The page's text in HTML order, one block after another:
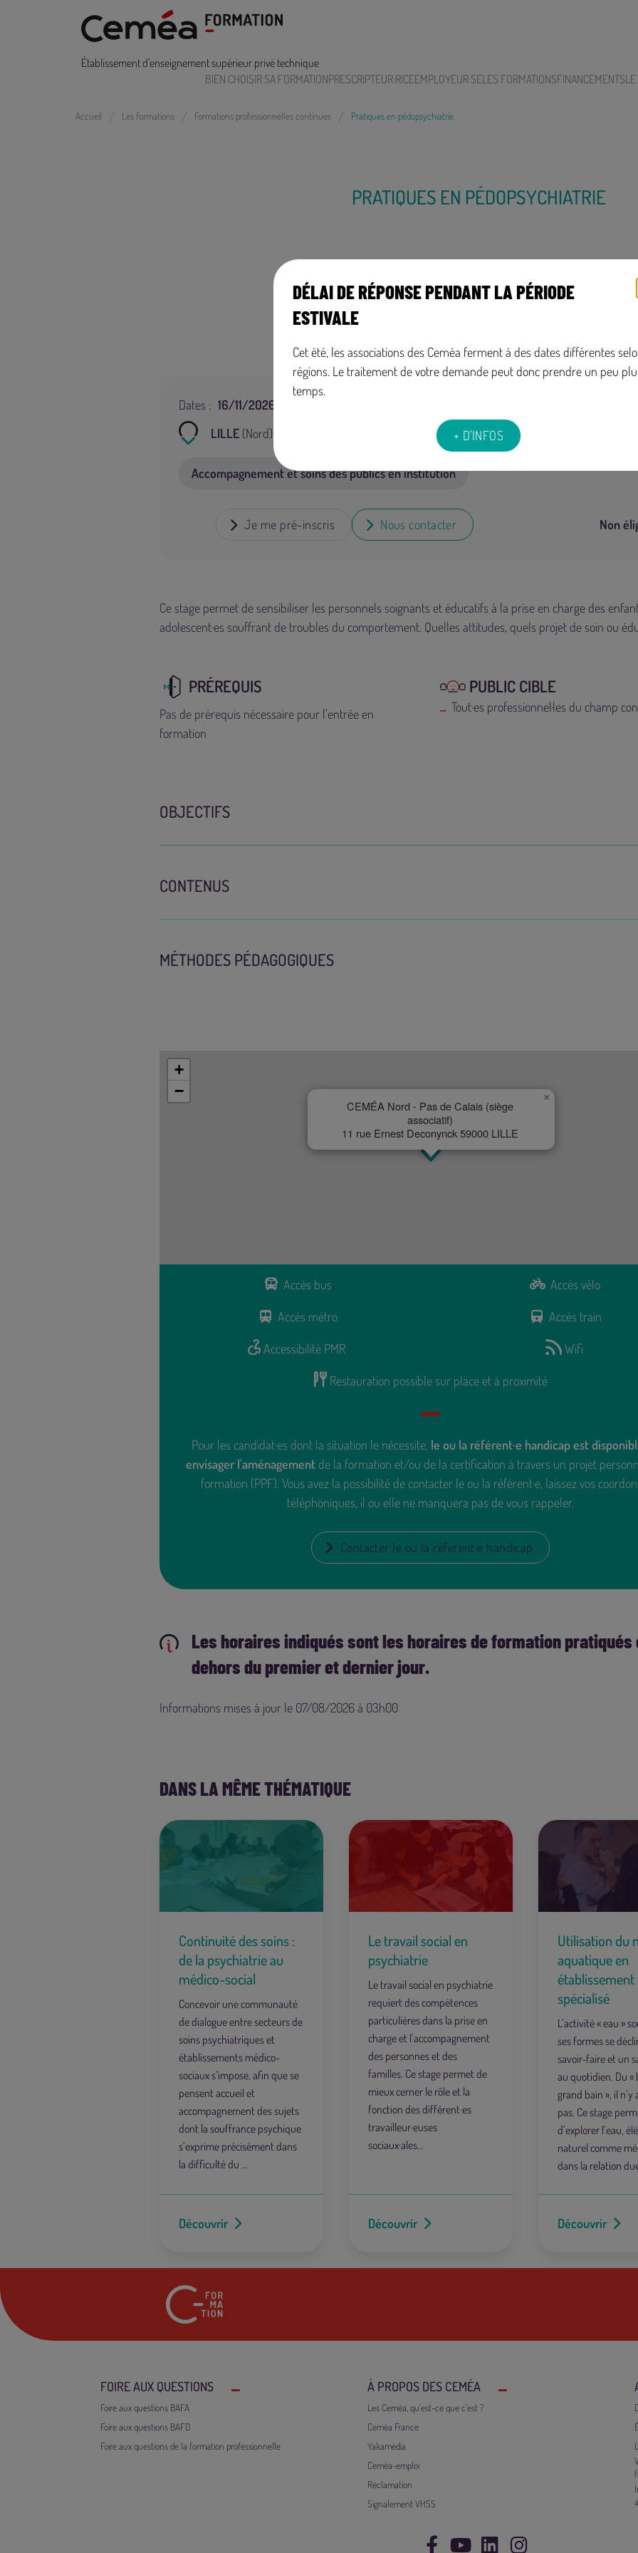
DÉLAI DE RÉPONSE PENDANT LA PÉRIODE
ESTIVALE
Cet été, les associations des Ceméa ferment à des dates différentes
régions. Le traitement de votre demande peut donc prendre un peu
temps.
+ D'INFOS
Établissement d'enseignement supérieur privé technique
BIEN CHOISIR SA FORMATIONPRESCRIPTEUR·RICEEMPLOYEUR·SELES FORMATIONSFINANCEMENTS
Accueil Les formations Formations professionnelles continues Pratiques en pédopsychiatrie
PRATIQUES EN PÉDOPSYCHIATRIE
Organisé par CEMÉA Nord - Pas de Calais
Dates : 16/11/2026 à 09h00 au 19/11/2026 à 17h00
LILLE (Nord) Horaires :
Accompagnement et soins des publics en institution
Je me pré-inscris Nous contacter Non
Ce stage permet de sensibiliser les personnels soignants et éducatifs à la prise en charge des
adolescent·es souffrant de troubles du comportement. Quelles attitudes, quels projet de soin ou
PRÉREQUIS
Pas de prérequis nécessaire pour l’entrée en
PUBLIC CIBLE
Tout·es professionnel·les du champ
OBJECTIFS
CONTENUS
MÉTHODES PÉDAGOGIQUES
CEMÉA Nord - Pas de Calais (siège
associatif)
11 rue Ernest Deconynck 59000 LILLE
×
+
−
Accès bus Accès vélo
Accès métro Accès train
Accessibilité PMR Wifi
Restauration possible sur place et à proximité
Pour les candidat·es dont la situation le nécessite, le ou la référent·e handicap est
envisager l'aménagementde la formation et/ou de la certification à travers un projet
formation (PPF). Vous avez la possibilité de contacter le ou la référent·e, laissez vos
téléphoniques, il ou elle ne manquera pas de vous rappeler.
Contacter le ou la réferent·e handicap
Les horaires indiqués sont les horaires de formation pratiqués
dehors du premier et dernier jour.
Informations mises à jour le 07/08/2026 à 03h00
DANS LA MÊME THÉMATIQUE
Continuité des soins :
de la psychiatrie au
médico-social
Concevoir une communauté
de dialogue entre secteurs de
soins psychiatriques et
établissements médico-
sociaux s’impose, afin que se
pensent accueil et
accompagnement des sujets
dont la souffrance psychique
s’exprime précisément dans
la difficulté du …
Découvrir
Le travail social en
psychiatrie
Le travail social en psychiatrie
requiert des compétences
particulières dans la prise en
charge et l’accompagnement
des personnes et des
familles. Ce stage permet de
mieux cerner le rôle et la
fonction des différent·es
travailleur·euses
sociaux·ales…
Découvrir
Utilisation du
aquatique en
établissement
spécialisé
L’activité « eau »
ses formes se
savoir-faire et un
au quotidien. Du «
grand bain », il n’y
pas. Ce stage
d’explorer l’eau,
naturel comme
dans la relation
Découvrir
FOIRE AUX QUESTIONS
Foire aux questions BAFA
Foire aux questions BAFD
Foire aux questions de la formation professionnelle
À PROPOS DES CEMÉA
Les Ceméa, qu’est-ce que c’est ?
Ceméa France
Yakamédia
Ceméa-emploi
Réclamation
Signalement VHSS